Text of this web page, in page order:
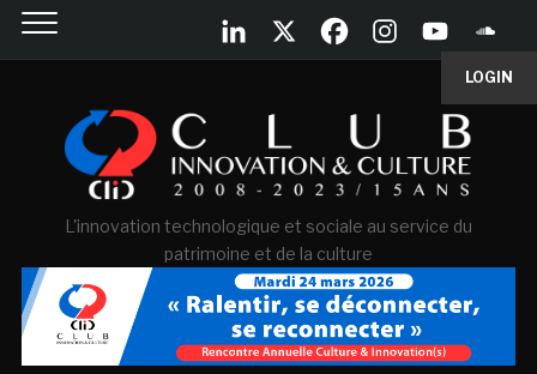
LOGIN
L'innovation technologique et sociale au service du
patrimoine et de la culture